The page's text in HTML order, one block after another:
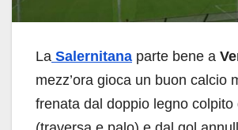
La Salernitana parte bene a
mezz’ora gioca un buon calcio
frenata dal doppio legno colpito